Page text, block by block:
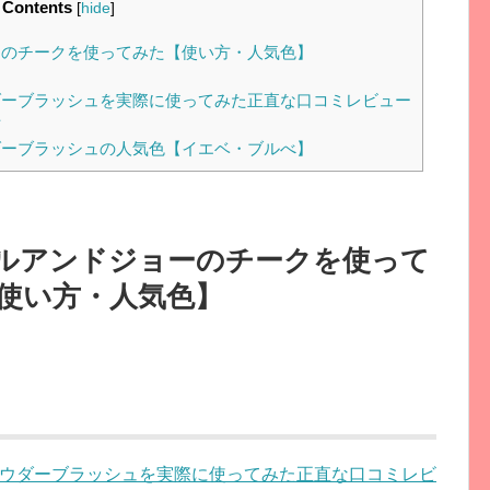
Contents [hide]
チークを使ってみた【使い方・人気色】
ブラッシュを実際に使ってみた正直な口コミレビュー
ブラッシュの人気色【イエベ・ブルべ】
アンドジョーのチークを使って
い方・人気色】
ダーブラッシュを実際に使ってみた正直な口コミレビ